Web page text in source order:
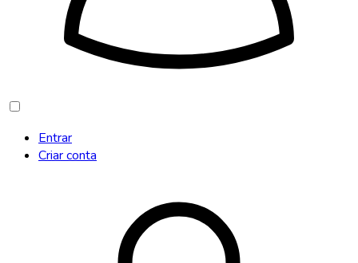
Entrar
Criar conta